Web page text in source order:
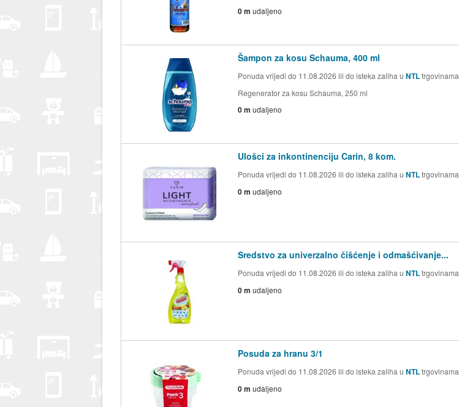
0 m udaljeno
Šampon za kosu Schauma, 400 ml
Ponuda vrijedi do 11.08.2026 ili do isteka zaliha u NTLtrgovinama
Regenerator za kosu Schauma, 250 ml
0 m udaljeno
Ulošci za inkontinenciju Carin, 8 kom.
Ponuda vrijedi do 11.08.2026 ili do isteka zaliha u NTLtrgovinama
0 m udaljeno
Sredstvo za univerzalno čišćenje i odmašćivanje...
Ponuda vrijedi do 11.08.2026 ili do isteka zaliha u NTLtrgovinama
0 m udaljeno
Posuda za hranu 3/1
Ponuda vrijedi do 11.08.2026 ili do isteka zaliha u NTLtrgovinama
0 m udaljeno